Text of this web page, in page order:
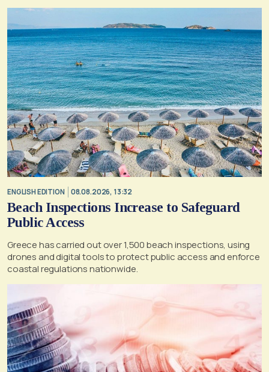
ENGLISH EDITION 08.08.2026, 13:32
Beach Inspections Increase to Safeguard
Public Access
Greece has carried out over 1,500 beach inspections, using
drones and digital tools to protect public access and enforce
coastal regulations nationwide.